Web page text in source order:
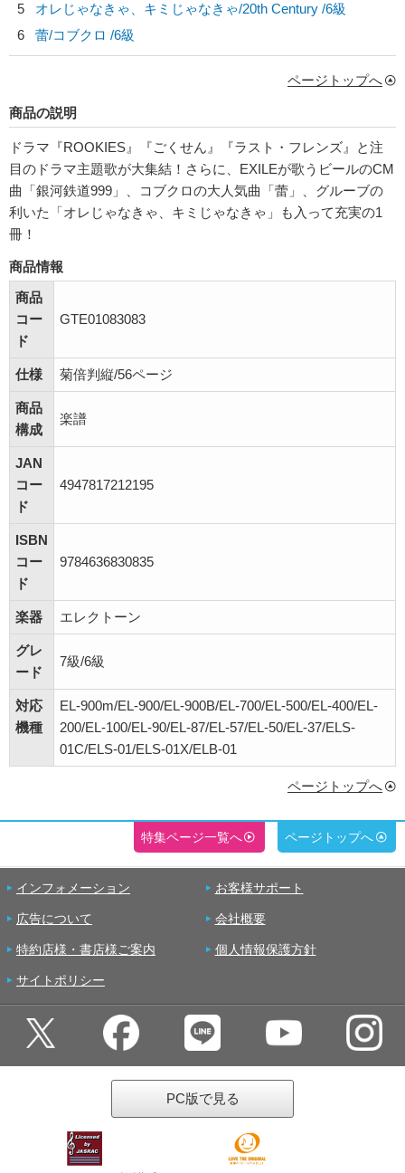
5
オレじゃなきゃ、キミじゃなきゃ/20th Century /6級
6
蕾/コブクロ /6級
ページトップへ
商品の説明
ドラマ『ROOKIES』『ごくせん』『ラスト・フレンズ』と注
目のドラマ主題歌が大集結！さらに、EXILEが歌うビールのCM
曲「銀河鉄道999」、コブクロの大人気曲「蕾」、グルーブの
利いた「オレじゃなきゃ、キミじゃなきゃ」も入って充実の1
冊！
商品情報
商品
コー
ド
GTE01083083
仕様 菊倍判縦/56ページ
商品
構成
楽譜
JAN
コー
ド
4947817212195
ISBN
コー
ド
9784636830835
楽器 エレクトーン
グレ
ード
7級/6級
対応
機種
EL-900m/EL-900/EL-900B/EL-700/EL-500/EL-400/EL-
200/EL-100/EL-90/EL-87/EL-57/EL-50/EL-37/ELS-
01C/ELS-01/ELS-01X/ELB-01
ページトップへ
特集ページ一覧へ ページトップへ
インフォメーション お客様サポート
広告について 会社概要
特約店様・書店様ご案内 個人情報保護方針
サイトポリシー
PC版で見る